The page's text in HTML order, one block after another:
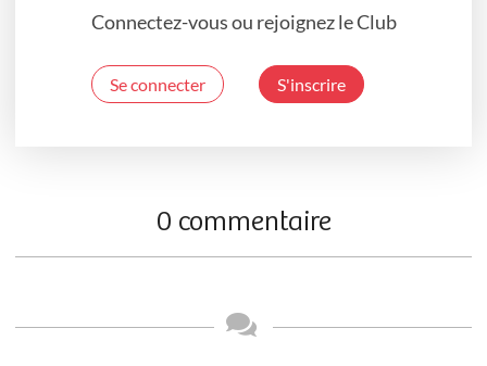
Connectez-vous ou rejoignez le Club
Se connecter S'inscrire
0 commentaire